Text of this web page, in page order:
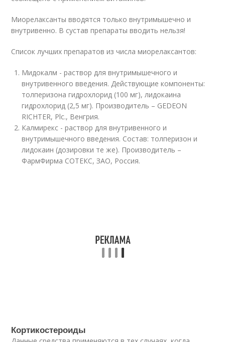
Миорелаксанты вводятся только внутримышечно и
внутривенно. В сустав препараты вводить нельзя!
Список лучших препаратов из числа миорелаксантов:
Мидокалм - раствор для внутримышечного и
внутривенного введения. Действующие компоненты:
толперизона гидрохлорид (100 мг), лидокаина
гидрохлорид (2,5 мг). Производитель – GEDEON
RICHTER, Plc., Венгрия.
Калмирекс - раствор для внутривенного и
внутримышечного введения. Состав: толперизон и
лидокаин (дозировки те же). Производитель –
ФармФирма СОТЕКС, ЗАО, Россия.
Кортикостероиды